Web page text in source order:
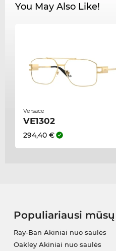
You May Also Like!
Versace
VE1302
294,40 €
Populiariausi
Ray-Ban Akiniai nuo saulės
Oakley Akiniai nuo saulės